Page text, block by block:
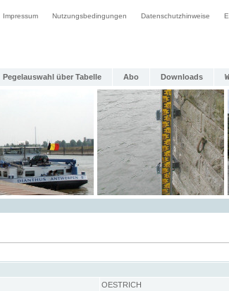
Impressum Nutzungsbedingungen Datenschutzhinweise
Pegelauswahl über Tabelle Abo Downloads
OESTRICH